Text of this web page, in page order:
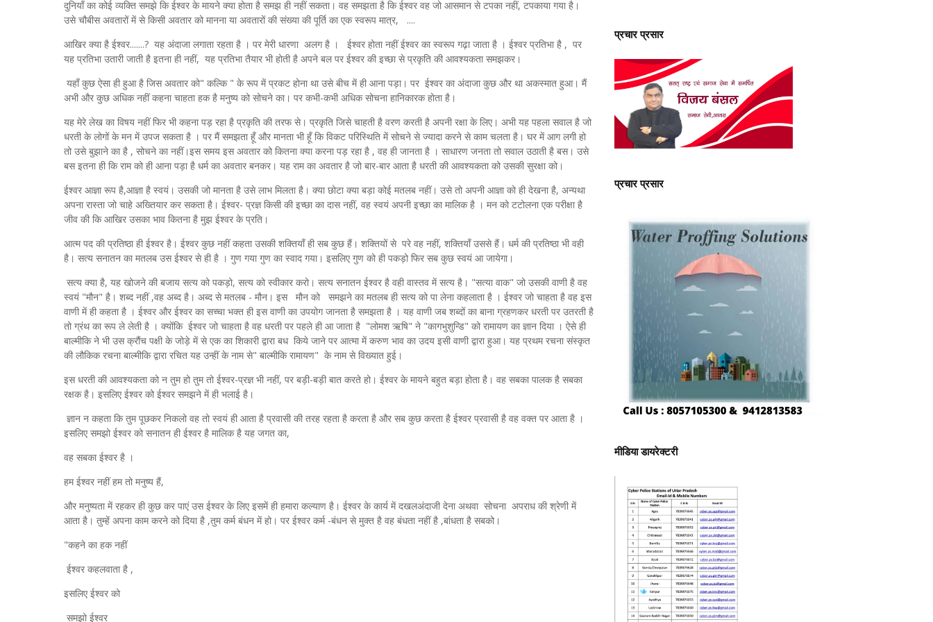
दुनियाँ का कोई व्यक्ति समझे कि ईश्वर के मायने क्या होता है समझ ही नहीं सकता। वह समझता है कि ईश्वर वह जो आसमान से टपका नहीं, टपकाया गया है।
उसे चौबीस अवतारों में से किसी अवतार को मानना या अवतारों की संख्या की पूर्ति का एक स्वरूप मात्र, ....
आखिर क्या है ईश्वर.......? यह अंदाजा लगाता रहता है । पर मेरी धारणा अलग है । ईश्वर होता नहीं ईश्वर का स्वरूप गढ़ा जाता है । ईश्वर प्रतिभा है , पर
यह प्रतिभा उतारी जाती है इतना ही नहीं, यह प्रतिभा तैयार भी होती है अपने बल पर ईश्वर की इच्छा से प्रकृति की आवश्यकता समझकर।
यहाँ कुछ ऐसा ही हुआ है जिस अवतार को" कल्कि " के रूप में प्रकट होना था उसे बीच में ही आना पड़ा। पर ईश्वर का अंदाजा कुछ और था अकस्मात हुआ। मैं
अभी और कुछ अधिक नहीं कहना चाहता हक है मनुष्य को सोचने का। पर कभी-कभी अधिक सोचना हानिकारक होता है।
यह मेरे लेख का विषय नहीं फिर भी कहना पड़ रहा है प्रकृति की तरफ से। प्रकृति जिसे चाहती है वरण करती है अपनी रक्षा के लिए। अभी यह पहला सवाल है जो
धरती के लोगों के मन में उपज सकता है । पर मैं समझता हूँ और मानता भी हूँ कि विकट परिस्थिति में सोचने से ज्यादा करने से काम चलता है। घर में आग लगी हो
तो उसे बुझाने का है , सोचने का नहीं।इस समय इस अवतार को कितना क्या करना पड़ रहा है , वह ही जानता है । साधारण जनता तो सवाल उठाती है बस। उसे
बस इतना ही कि राम को ही आना पड़ा है धर्म का अवतार बनकर। यह राम का अवतार है जो बार-बार आता है धरती की आवश्यकता को उसकी सुरक्षा को।
ईश्वर आज्ञा रूप है,आज्ञा है स्वयं। उसकी जो मानता है उसे लाभ मिलता है। क्या छोटा क्या बड़ा कोई मतलब नहीं। उसे तो अपनी आज्ञा को ही देखना है, अन्यथा
अपना रास्ता जो चाहे अख्तियार कर सकता है। ईश्वर- प्रज्ञ किसी की इच्छा का दास नहीं, वह स्वयं अपनी इच्छा का मालिक है । मन को टटोलना एक परीक्षा है
जीव की कि आखिर उसका भाव कितना है मुझ ईश्वर के प्रति।
आत्म पद की प्रतिष्ठा ही ईश्वर है। ईश्वर कुछ नहीं कहता उसकी शक्तियाँ ही सब कुछ हैं। शक्तियों से परे वह नहीं, शक्तियाँ उससे हैं। धर्म की प्रतिष्ठा भी वही
है। सत्य सनातन का मतलब उस ईश्वर से ही है । गुण गया गुण का स्वाद गया। इसलिए गुण को ही पकड़ो फिर सब कुछ स्वयं आ जायेगा।
सत्य क्या है, यह खोजने की बजाय सत्य को पकड़ो, सत्य को स्वीकार करो। सत्य सनातन ईश्वर है वही वास्तव में सत्य है। "सत्या वाक" जो उसकी वाणी है वह
स्वयं "मौन" है। शब्द नहीं ,वह अब्द है। अब्द से मतलब - मौन। इस मौन को समझने का मतलब ही सत्य को पा लेना कहलाता है । ईश्वर जो चाहता है वह इस
वाणी में ही कहता है । ईश्वर और ईश्वर का सच्चा भक्त ही इस वाणी का उपयोग जानता है समझता है । यह वाणी जब शब्दों का बाना ग्रहणकर धरती पर उतरती है
तो ग्रंथ का रूप ले लेती है । क्योंकि ईश्वर जो चाहता है वह धरती पर पहले ही आ जाता है "लोमश ऋषि" ने "कागभुशुन्डि" को रामायण का ज्ञान दिया । ऐसे ही
बाल्मीकि ने भी उस क्रौंच पक्षी के जोड़े में से एक का शिकारी द्वारा बध किये जाने पर आत्मा में करुण भाव का उदय इसी वाणी द्वारा हुआ। यह प्रथम रचना संस्कृत
की लौकिक रचना बाल्मीकि द्वारा रचित यह उन्हीं के नाम से" बाल्मीकि रामायण" के नाम से विख्यात हुई।
इस धरती की आवश्यकता को न तुम हो तुम तो ईश्वर-प्रज्ञ भी नहीं, पर बड़ी-बड़ी बात करते हो। ईश्वर के मायने बहुत बड़ा होता है। वह सबका पालक है सबका
रक्षक है। इसलिए ईश्वर को ईश्वर समझने में ही भलाई है।
ज्ञान न कहता कि तुम पूछकर निकलो वह तो स्वयं ही आता है प्रवासी की तरह रहता है करता है और सब कुछ करता है ईश्वर प्रवासी है वह वक्त पर आता है ।
इसलिए समझो ईश्वर को सनातन ही ईश्वर है मालिक है यह जगत का,
वह सबका ईश्वर है ।
हम ईश्वर नहीं हम तो मनुष्य हैं,
और मनुष्यता में रहकर ही कुछ कर पाएं उस ईश्वर के लिए इसमें ही हमारा कल्याण है। ईश्वर के कार्य में दखलअंदाजी देना अथवा सोचना अपराध की श्रेणी में
आता है। तुम्हें अपना काम करने को दिया है ,तुम कर्म बंधन में हो। पर ईश्वर कर्म -बंधन से मुक्त है वह बंधता नहीं है ,बांधता है सबको।
"कहने का हक नहीं
ईश्वर कहलवाता है ,
इसलिए ईश्वर को
समझो ईश्वर
प्रचार प्रसार
प्रचार प्रसार
मीडिया डायरेक्टरी